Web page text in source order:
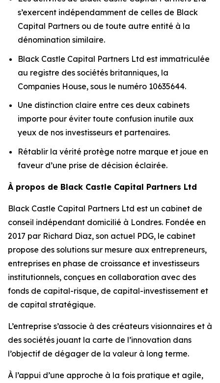
s’exercent indépendamment de celles de Black
Capital Partners ou de toute autre entité à la
dénomination similaire.
Black Castle Capital Partners Ltd est immatriculée
au registre des sociétés britanniques, la
Companies House, sous le numéro 10635644.
Une distinction claire entre ces deux cabinets
importe pour éviter toute confusion inutile aux
yeux de nos investisseurs et partenaires.
Rétablir la vérité protège notre marque et joue en
faveur d’une prise de décision éclairée.
À propos de Black Castle Capital Partners Ltd
Black Castle Capital Partners Ltd est un cabinet de
conseil indépendant domicilié à Londres. Fondée en
2017 par Richard Diaz, son actuel PDG, le cabinet
propose des solutions sur mesure aux entrepreneurs,
entreprises en phase de croissance et investisseurs
institutionnels, conçues en collaboration avec des
fonds de capital-risque, de capital-investissement et
de capital stratégique.
L’entreprise s’associe à des créateurs visionnaires et à
des sociétés jouant la carte de l’innovation dans
l’objectif de dégager de la valeur à long terme.
À l’appui d’une approche à la fois pratique et agile,